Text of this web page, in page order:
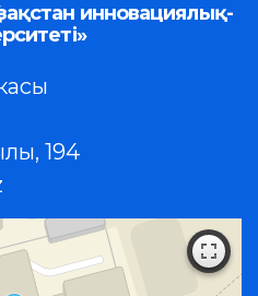
инновациялық-
194